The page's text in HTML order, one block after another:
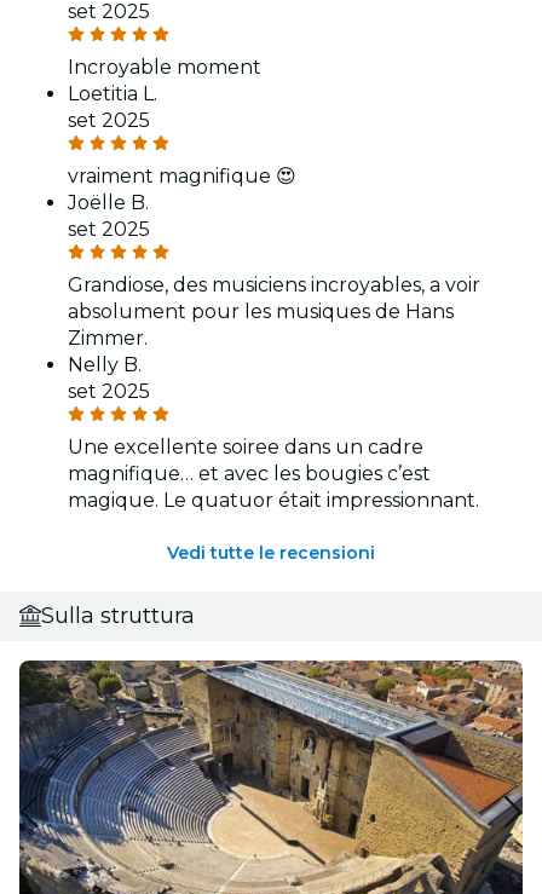
set 2025
Incroyable moment
Loetitia L.
set 2025
vraiment magnifique 😍
Joëlle B.
set 2025
Grandiose, des musiciens incroyables, a voir
absolument pour les musiques de Hans
Zimmer.
Nelly B.
set 2025
Une excellente soiree dans un cadre
magnifique… et avec les bougies c’est
magique. Le quatuor était impressionnant.
Vedi tutte le recensioni
Sulla struttura